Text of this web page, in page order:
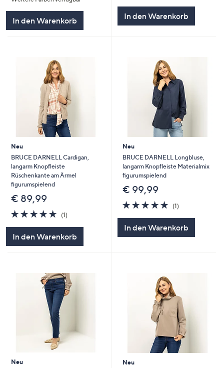
In den Warenkorb In den Warenkorb
Neu
BRUCE DARNELL Cardigan,
langarm Knopfleiste
Rüschenkante am Ärmel
figurumspielend
€ 89,99
5.0
von
5
(1)
In den Warenkorb
Neu
BRUCE DARNELL Longbluse,
langarm Knopfleiste Materialmix
figurumspielend
€ 99,99
5.0
von
(1)1
In den Warenkorb
Neu
Neu